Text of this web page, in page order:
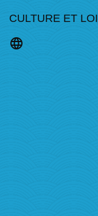
CULTURE ET
language